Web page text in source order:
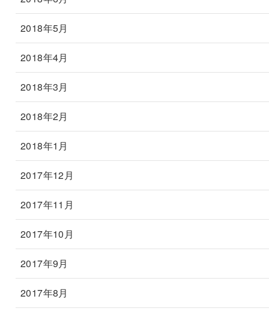
2018年5月
2018年4月
2018年3月
2018年2月
2018年1月
2017年12月
2017年11月
2017年10月
2017年9月
2017年8月